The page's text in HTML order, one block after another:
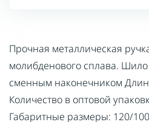
Прочная металлическая
молибденового сплава.
сменным наконечником
Количество в оптовой
Габаритные размеры: 120/